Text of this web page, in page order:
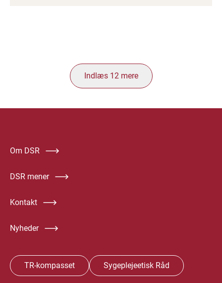
Indlæs 12mere
Om DSR
DSR mener
Kontakt
Nyheder
TR-kompasset Sygeplejeetisk Råd